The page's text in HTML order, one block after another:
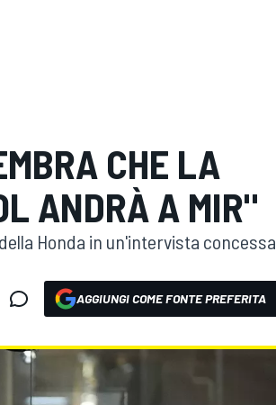
CHE LA
ANDRÀ A MIR"
Honda in un'intervista concessa
AGGIUNGI COME FONTE PREFERITA